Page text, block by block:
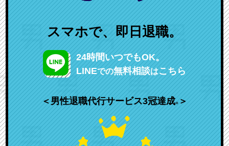
スマホで、即日退職。
24時間いつでもOK。
LINEでの無料相談はこちら
＜男性退職代行サービス3冠達成※＞